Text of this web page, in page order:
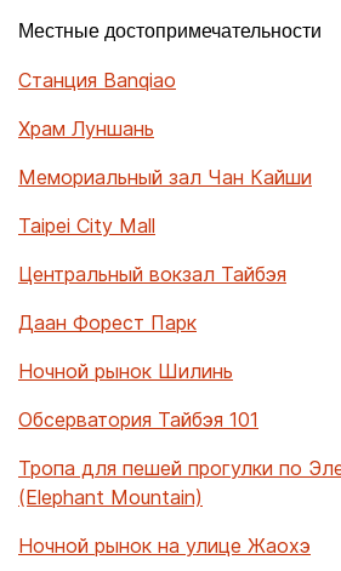
Местные достопримечательности
Станция Banqiao
Храм Луншань
Мемориальный зал Чан Кайши
Taipei City Mall
Центральный вокзал Тайбэя
Даан Форест Парк
Ночной рынок Шилинь
Обсерватория Тайбэя 101
Тропа для пешей прогулки по
(Elephant Mountain)
Ночной рынок на улице Жаохэ